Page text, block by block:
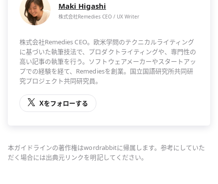
Maki Higashi
株式会社Remedies CEO / UX Writer
株式会社Remedies CEO。欧米学問のテクニカルライティング
に基づいた執筆技法で、プロダクトライティングや、専門性の
高い記事の執筆を行う。ソフトウェアメーカーやスタートアッ
プでの経験を経て、Remediesを創業。国立国語研究所共同研
究プロジェクト共同研究員。
Xをフォローする
本ガイドラインの著作権はwordrabbitに帰属します。参考にしていた
だく場合には出典元リンクを明記してください。